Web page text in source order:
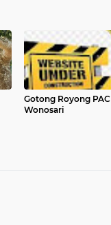
Gotong Royong PAC
Wonosari